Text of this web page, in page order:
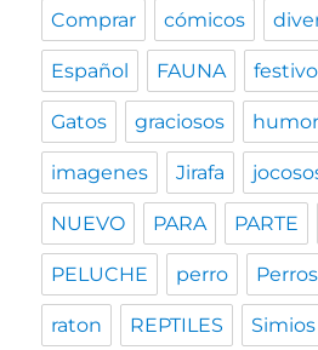
Comprar cómicos
Español FAUNA festivo
Gatos graciosos humor
imagenes Jirafa
NUEVO PARA PARTE
PELUCHE perro Perros
raton REPTILES Simios